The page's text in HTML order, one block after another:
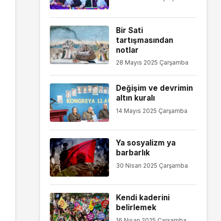
Bir Sati
tartışmasından
notlar
28 Mayıs 2025 Çarşamba
Değişim ve devrimin
altın kuralı
14 Mayıs 2025 Çarşamba
Ya sosyalizm ya
barbarlık
30 Nisan 2025 Çarşamba
Kendi kaderini
belirlemek